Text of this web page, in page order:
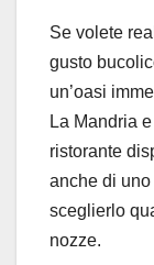
Se volete
gusto
un’oasi
La Mandria
ristorante
anche di
sceglierlo
nozze.